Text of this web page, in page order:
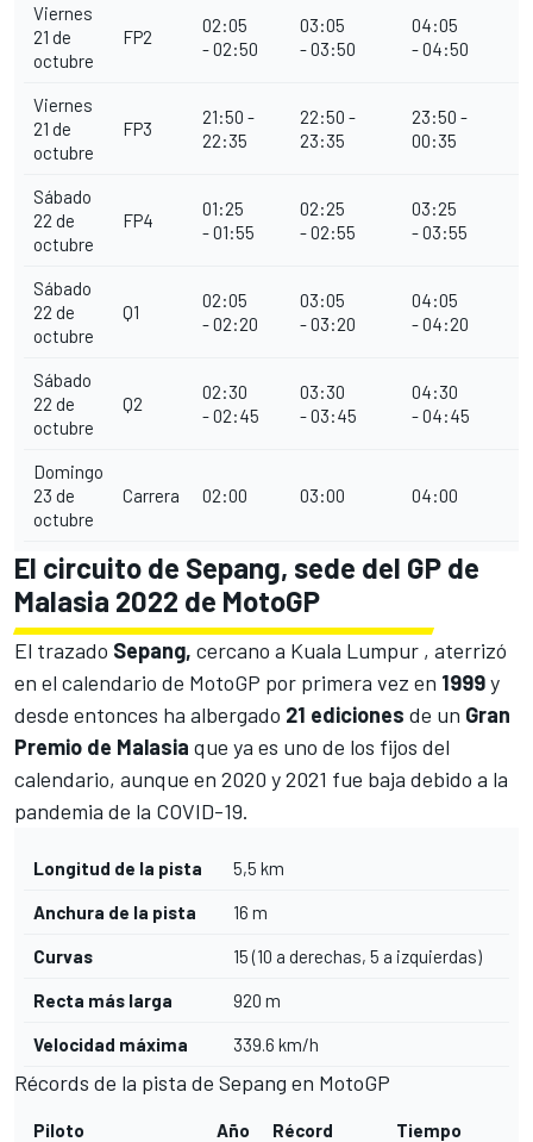
Viernes
21 de
octubre
FP2
02:05
- 02:50
03:05
- 03:50
04:05
- 04:50
Viernes
21 de
octubre
FP3
21:50 -
22:35
22:50 -
23:35
23:50 -
00:35
Sábado
22 de
octubre
FP4
01:25
- 01:55
02:25
- 02:55
03:25
- 03:55
Sábado
22 de
octubre
Q1
02:05
- 02:20
03:05
- 03:20
04:05
- 04:20
Sábado
22 de
octubre
Q2
02:30
- 02:45
03:30
- 03:45
04:30
- 04:45
Domingo
23 de
octubre
Carrera 02:00 03:00 04:00
El circuito de Sepang, sede del GP de
Malasia 2022 de MotoGP
El trazado Sepang, cercano a Kuala Lumpur , aterrizó
en el calendario de MotoGP por primera vez en 1999y
desde entonces ha albergado 21 ediciones de un Gran
Premio de Malasia que ya es uno de los fijos del
calendario, aunque en 2020 y 2021 fue baja debido a la
pandemia de la COVID-19.
Longitud de la pista 5,5 km
Anchura de la pista 16 m
Curvas 15 (10 a derechas, 5 a izquierdas)
Recta más larga 920 m
Velocidad máxima 339.6 km/h
Récords de la pista de Sepang en MotoGP
Piloto Año Récord Tiempo